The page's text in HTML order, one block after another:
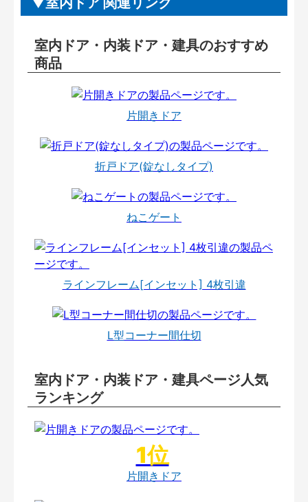
室内ドア・内装ドア・建具のおすすめ
商品
片開きドア
折戸ドア(錠なしタイプ)
ねこゲート
ラインフレーム[インセット] 4枚引違
L型コーナー間仕切
室内ドア・内装ドア・建具ページ人気
ランキング
片開きドア